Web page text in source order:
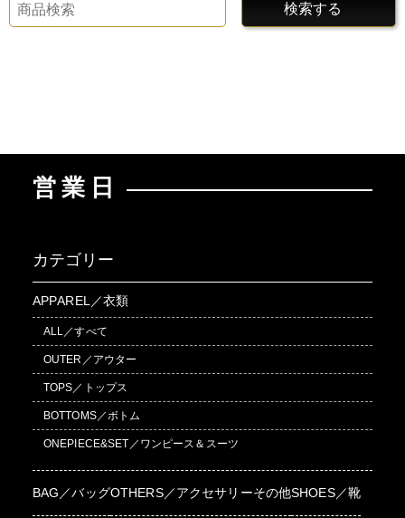
検索する
営業日
カテゴリー
APPAREL／衣類
ALL／すべて
OUTER／アウター
TOPS／トップス
BOTTOMS／ボトム
ONEPIECE&SET／ワンピース＆スーツ
BAG／バッグOTHERS／アクセサリーその他SHOES／靴